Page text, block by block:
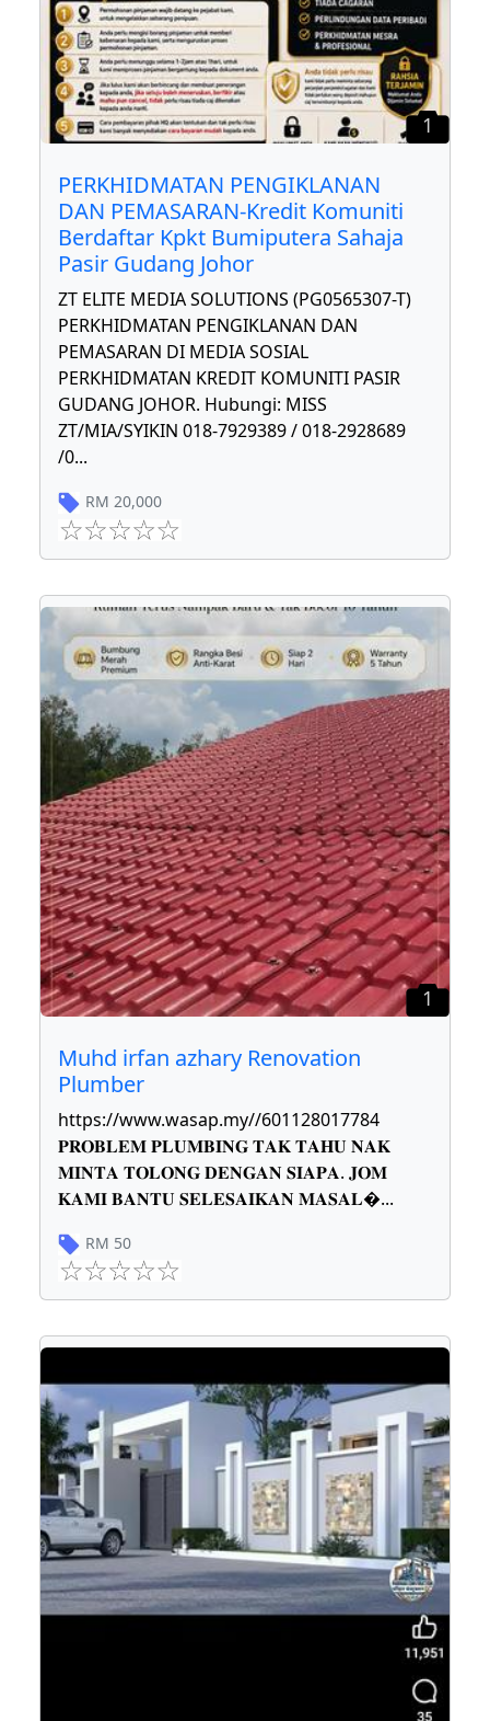
1
PERKHIDMATAN PENGIKLANAN
DAN PEMASARAN-Kredit Komuniti
Berdaftar Kpkt Bumiputera Sahaja
Pasir Gudang Johor
ZT ELITE MEDIA SOLUTIONS (PG0565307-T)
PERKHIDMATAN PENGIKLANAN DAN
PEMASARAN DI MEDIA SOSIAL
PERKHIDMATAN KREDIT KOMUNITI PASIR
GUDANG JOHOR. Hubungi: MISS
ZT/MIA/SYIKIN 018-7929389 / 018-2928689
/0...
RM 20,000
1
Muhd irfan azhary Renovation
Plumber
https://www.wasap.my//601128017784
𝐏𝐑𝐎𝐁𝐋𝐄𝐌 𝐏𝐋𝐔𝐌𝐁𝐈𝐍𝐆 𝐓𝐀𝐊 𝐓𝐀𝐇𝐔 𝐍𝐀𝐊
𝐌𝐈𝐍𝐓𝐀 𝐓𝐎𝐋𝐎𝐍𝐆 𝐃𝐄𝐍𝐆𝐀𝐍 𝐒𝐈𝐀𝐏𝐀. 𝐉𝐎𝐌
𝐊𝐀𝐌𝐈 𝐁𝐀𝐍𝐓𝐔 𝐒𝐄𝐋𝐄𝐒𝐀𝐈𝐊𝐀𝐍 𝐌𝐀𝐒𝐀𝐋...
RM 50